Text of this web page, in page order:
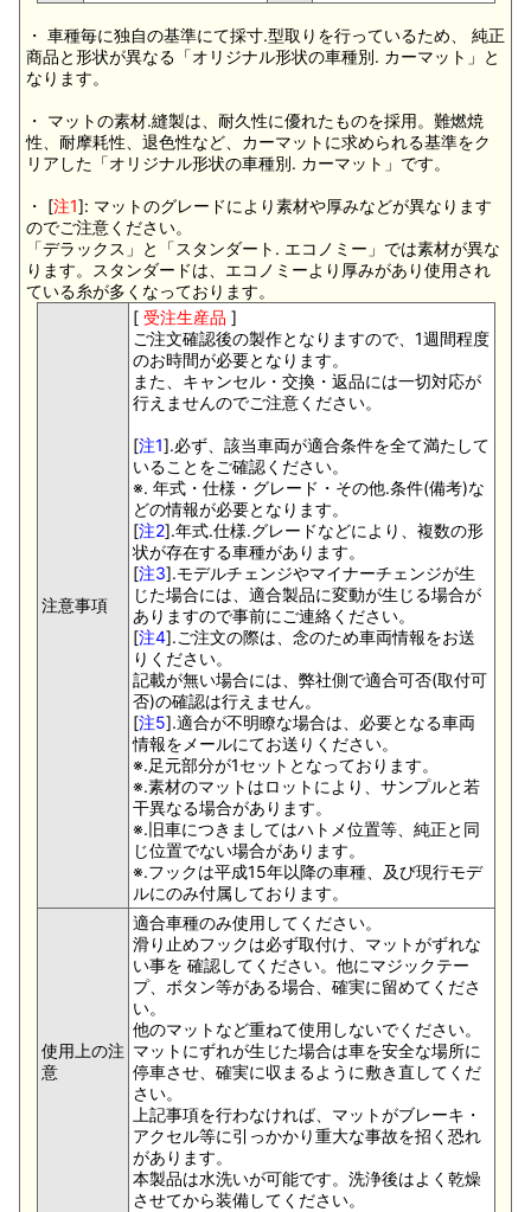
・ 車種毎に独自の基準にて採寸.型取りを行っているため、 純正
商品と形状が異なる「オリジナル形状の車種別. カーマット」と
なります。
・ マットの素材.縫製は、耐久性に優れたものを採用。難燃焼
性、耐摩耗性、退色性など、カーマットに求められる基準をク
リアした「オリジナル形状の車種別. カーマット」です。
・ [注1]: マットのグレードにより素材や厚みなどが異なります
のでご注意ください。
「デラックス」と「スタンダート. エコノミー」では素材が異な
ります。スタンダードは、エコノミーより厚みがあり使用され
ている糸が多くなっております。
注意事項
[ 受注生産品 ]
ご注文確認後の製作となりますので、1週間程度
のお時間が必要となります。
また、キャンセル・交換・返品には一切対応が
行えませんのでご注意ください。
[注1].必ず、該当車両が適合条件を全て満たして
いることをご確認ください。
※. 年式・仕様・グレード・その他.条件(備考)な
どの情報が必要となります。
[注2].年式.仕様.グレードなどにより、複数の形
状が存在する車種があります。
[注3].モデルチェンジやマイナーチェンジが生
じた場合には、適合製品に変動が生じる場合が
ありますので事前にご連絡ください。
[注4].ご注文の際は、念のため車両情報をお送
りください。
記載が無い場合には、弊社側で適合可否(取付可
否)の確認は行えません。
[注5].適合が不明瞭な場合は、必要となる車両
情報をメールにてお送りください。
※.足元部分が1セットとなっております。
※.素材のマットはロットにより、サンプルと若
干異なる場合があります。
※.旧車につきましてはハトメ位置等、純正と同
じ位置でない場合があります。
※.フックは平成15年以降の車種、及び現行モデ
ルにのみ付属しております。
使用上の注
意
適合車種のみ使用してください。
滑り止めフックは必ず取付け、マットがずれな
い事を 確認してください。他にマジックテー
プ、ボタン等がある場合、確実に留めてくださ
い。
他のマットなど重ねて使用しないでください。
マットにずれが生じた場合は車を安全な場所に
停車させ、確実に収まるように敷き直してくだ
さい。
上記事項を行わなければ、マットがブレーキ・
アクセル等に引っかかり重大な事故を招く恐れ
があります。
本製品は水洗いが可能です。洗浄後はよく乾燥
させてから装備してください。